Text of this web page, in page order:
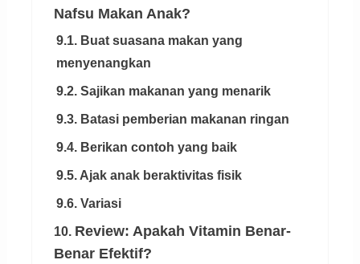
Nafsu Makan Anak?
9.1. Buat suasana makan yang
menyenangkan
9.2. Sajikan makanan yang menarik
9.3. Batasi pemberian makanan ringan
9.4. Berikan contoh yang baik
9.5. Ajak anak beraktivitas fisik
9.6. Variasi
10. Review: Apakah Vitamin Benar-
Benar Efektif?